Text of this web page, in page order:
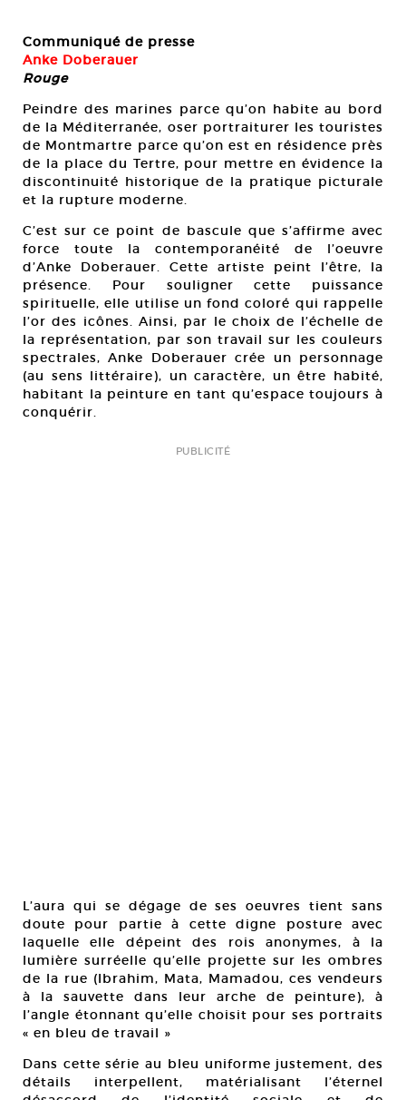
Communiqué de presse
Anke Doberauer
Rouge
Peindre des marines parce qu’on habite au bord
de la Méditerranée, oser portraiturer les touristes
de Montmartre parce qu’on est en résidence près
de la place du Tertre, pour mettre en évidence la
discontinuité historique de la pratique picturale
et la rupture moderne.
C’est sur ce point de bascule que s’affirme avec
force toute la contemporanéité de l’oeuvre
d’Anke Doberauer. Cette artiste peint l’être, la
présence. Pour souligner cette puissance
spirituelle, elle utilise un fond coloré qui rappelle
l’or des icônes. Ainsi, par le choix de l’échelle de
la représentation, par son travail sur les couleurs
spectrales, Anke Doberauer crée un personnage
(au sens littéraire), un caractère, un être habité,
habitant la peinture en tant qu’espace toujours à
conquérir.
PUBLICITÉ
L’aura qui se dégage de ses oeuvres tient sans
doute pour partie à cette digne posture avec
laquelle elle dépeint des rois anonymes, à la
lumière surréelle qu’elle projette sur les ombres
de la rue (Ibrahim, Mata, Mamadou, ces vendeurs
à la sauvette dans leur arche de peinture), à
l’angle étonnant qu’elle choisit pour ses portraits
« en bleu de travail »
Dans cette série au bleu uniforme justement, des
détails interpellent, matérialisant l’éternel